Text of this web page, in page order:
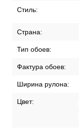
Стиль:
Страна:
Тип обоев:
Фактура обоев:
Ширина рулона:
Цвет: